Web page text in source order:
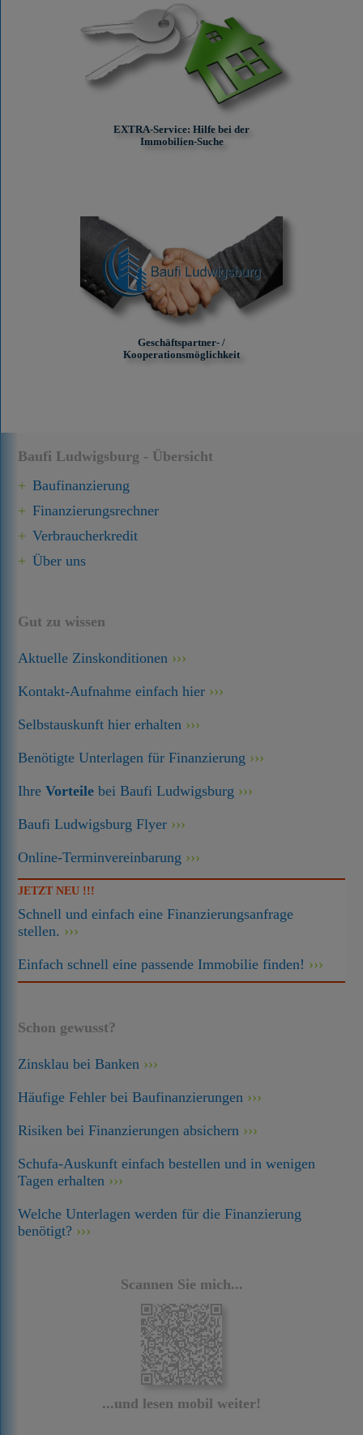
Baufi Ludwigsburg - Übersicht
Baufinanzierung
Finanzierungsrechner
Verbraucherkredit
Über uns
Gut zu wissen
Aktuelle Zinskonditionen
Kontakt-Aufnahme einfach hier
Selbstauskunft hier erhalten
Benötigte Unterlagen für Finanzierung
IhreVorteile bei Baufi Ludwigsburg
Baufi Ludwigsburg Flyer
Online-Terminvereinbarung
JETZT NEU !!!
Schnell und einfach eine Finanzierungsanfrage
stellen.
Einfach schnell eine passende Immobilie finden!
Schon gewusst?
Zinsklau bei Banken
Häufige Fehler bei Baufinanzierungen
Risiken bei Finanzierungen absichern
Schufa-Auskunft einfach bestellen und in wenigen
Tagen erhalten
Welche Unterlagen werden für die Finanzierung
benötigt?
Scannen Sie mich...
...und lesen mobil weiter!
EXTRA-Service: Hilfe bei der
Immobilien-Suche
Geschäftspartner- /
Kooperationsmöglichkeit